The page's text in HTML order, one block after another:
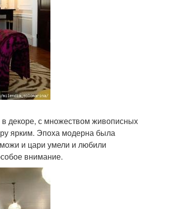
декоре, с множеством живописных
ярким. Эпоха модерна была
и цари умели и любили
внимание.